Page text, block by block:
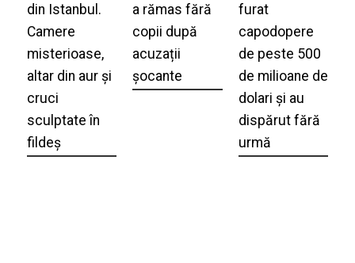
din Istanbul.
Camere
misterioase,
altar din aur și
cruci
sculptate în
fildeș
a rămas fără
copii după
acuzații
șocante
furat
capodopere
de peste 500
de milioane de
dolari și au
dispărut fără
urmă